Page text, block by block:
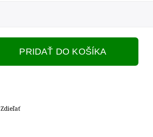
PRIDAŤ DO KOŠÍKA
Zdieľať